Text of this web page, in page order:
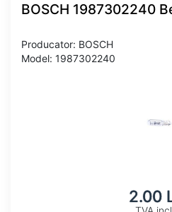
BOSCH 1987302240
Producator: BOSCH
Model: 1987302240
2.00